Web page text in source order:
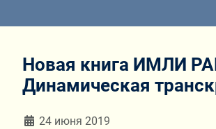
Новая книга ИМЛИ
Динамическая
Информация о материале
24 июня 2019